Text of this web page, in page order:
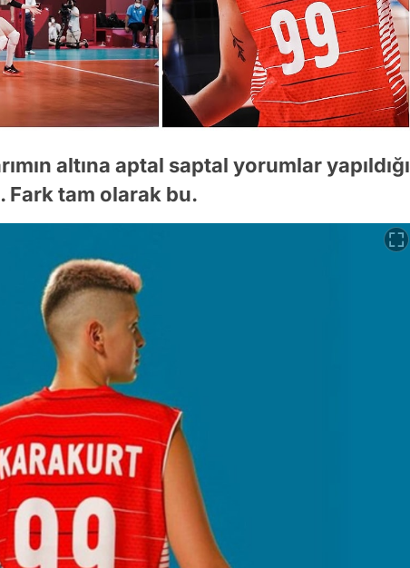
altına aptal saptal yorumlar yapıldığı
Fark tam olarak bu.